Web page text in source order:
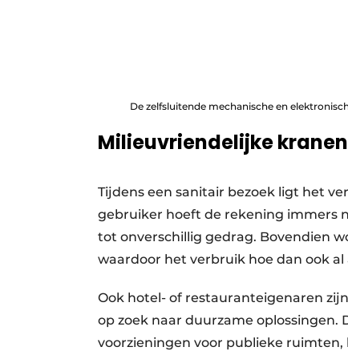
De zelfsluitende mechanische en
Milieuvriendelijke kranen
Tijdens een sanitair bezoek ligt het
gebruiker hoeft de rekening immers
tot onverschillig gedrag. Bovendien
waardoor het verbruik hoe dan ook
Ook hotel- of restauranteigenaren
op zoek naar duurzame oplossingen.
voorzieningen voor publieke